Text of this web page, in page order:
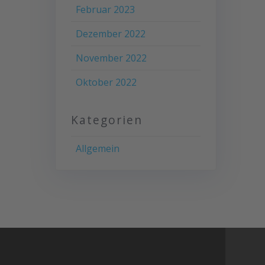
Februar 2023
Dezember 2022
November 2022
Oktober 2022
Kategorien
Allgemein